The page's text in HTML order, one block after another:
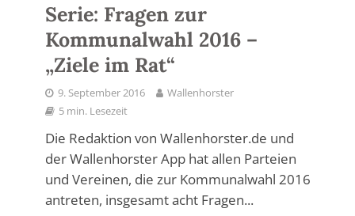
Serie: Fragen zur
Kommunalwahl 2016 –
„Ziele im Rat“
9. September 2016
Wallenhorster
5 min. Lesezeit
Die Redaktion von Wallenhorster.de und
der Wallenhorster App hat allen Parteien
und Vereinen, die zur Kommunalwahl 2016
antreten, insgesamt acht Fragen...